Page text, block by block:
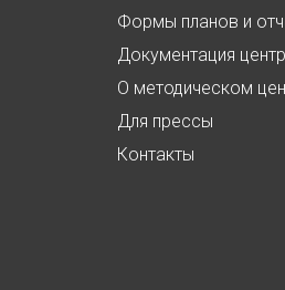
Формы планов и
Документация
О методическом
Для прессы
Контакты